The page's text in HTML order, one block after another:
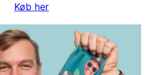
Køb her